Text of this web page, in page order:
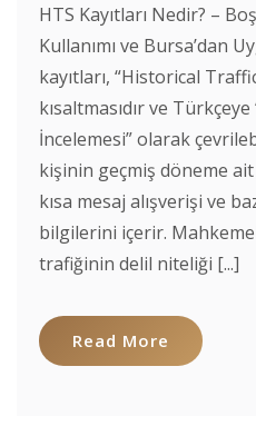
HTS Kayıtları Nedir? –
Kullanımı ve Bursa’dan
kayıtları, “Historical
kısaltmasıdır ve
İncelemesi” olarak
kişinin geçmiş döneme
kısa mesaj alışverişi ve
bilgilerini içerir.
trafiğinin delil niteliği [...]
Read More